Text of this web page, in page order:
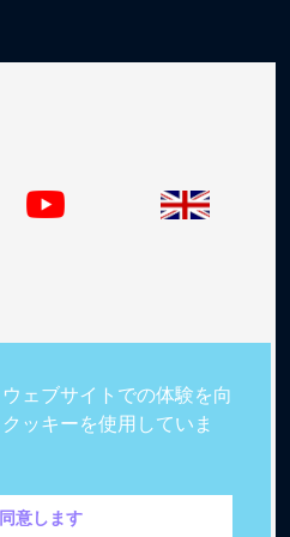
Limited.
BBC.
ェブサイトでの体験を向
ッキーを使用していま
同意します